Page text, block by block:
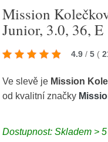
Mission
Junior, 3.0, 36, E
4.9 / 5 (
Ve slevě je Mission
od kvalitní značky
Dostupnost: Skladem >